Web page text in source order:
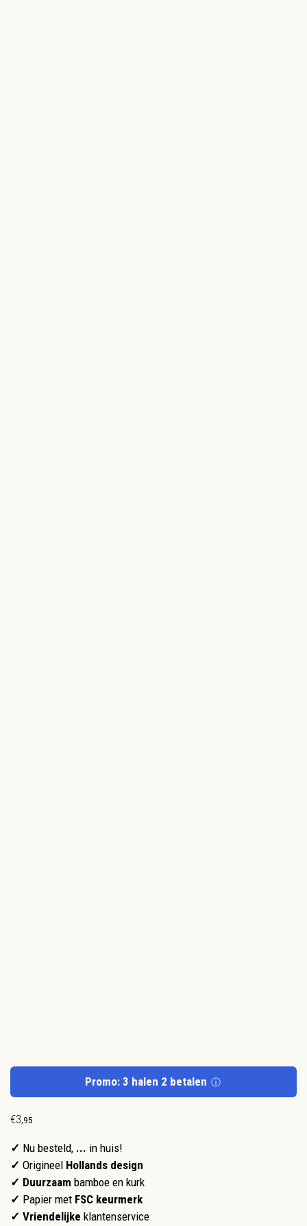
Promo: 3 halen 2 betalen ⓘ
€3,95
✓ Nu besteld, ... in huis!
✓ Origineel Hollands design
✓ Duurzaam bamboe en kurk
✓ Papier met FSC keurmerk
✓ Vriendelijke klantenservice